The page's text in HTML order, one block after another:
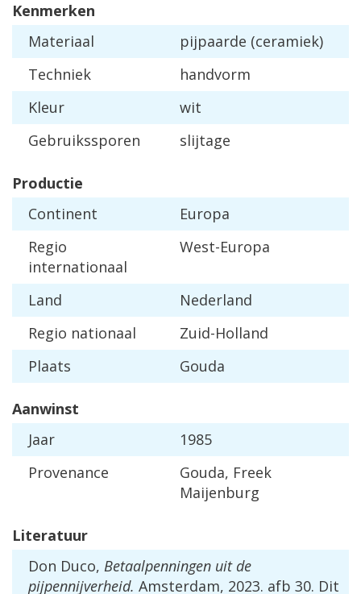
Kenmerken
Materiaal
pijpaarde (ceramiek)
Techniek
handvorm
Kleur
wit
Gebruikssporen
slijtage
Productie
Continent
Europa
Regio
internationaal
West-Europa
Land
Nederland
Regio nationaal
Zuid-Holland
Plaats
Gouda
Aanwinst
Jaar
1985
Provenance
Gouda, Freek
Maijenburg
Literatuur
Don Duco, Betaalpenningen uit de
pijpennijverheid. Amsterdam, 2023. afb 30. Dit